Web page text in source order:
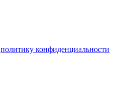
политику конфиденциальности